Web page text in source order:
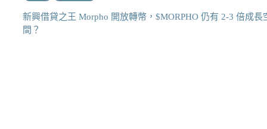
新興借貸之王 Morpho 開放轉幣，$MORPHO 仍有 2-3 倍成長
間？